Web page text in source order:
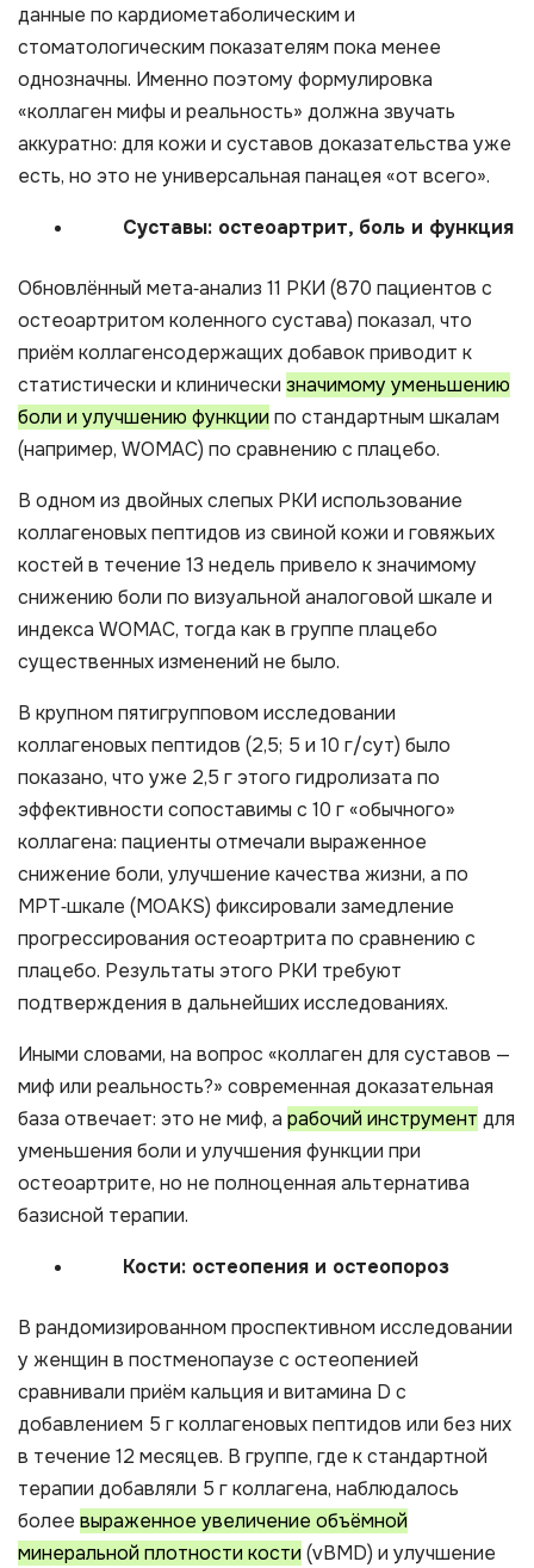
данные по кардиометаболическим и
стоматологическим показателям пока менее
однозначны. Именно поэтому формулировка
«коллаген мифы и реальность» должна звучать
аккуратно: для кожи и суставов доказательства уже
есть, но это не универсальная панацея «от всего».
Суставы: остеоартрит, боль и функция
Обновлённый мета‑анализ 11 РКИ (870 пациентов с
остеоартритом коленного сустава) показал, что
приём коллагенсодержащих добавок приводит к
статистически и клинически значимому уменьшению
боли и улучшению функции по стандартным шкалам
(например, WOMAC) по сравнению с плацебо.
В одном из двойных слепых РКИ использование
коллагеновых пептидов из свиной кожи и говяжьих
костей в течение 13 недель привело к значимому
снижению боли по визуальной аналоговой шкале и
индекса WOMAC, тогда как в группе плацебо
существенных изменений не было.
В крупном пятигрупповом исследовании
коллагеновых пептидов (2,5; 5 и 10 г/сут) было
показано, что уже 2,5 г этого гидролизата по
эффективности сопоставимы с 10 г «обычного»
коллагена: пациенты отмечали выраженное
снижение боли, улучшение качества жизни, а по
МРТ‑шкале (MOAKS) фиксировали замедление
прогрессирования остеоартрита по сравнению с
плацебо. Результаты этого РКИ требуют
подтверждения в дальнейших исследованиях.
Иными словами, на вопрос «коллаген для суставов —
миф или реальность?» современная доказательная
база отвечает: это не миф, а рабочий инструмент для
уменьшения боли и улучшения функции при
остеоартрите, но не полноценная альтернатива
базисной терапии.
Кости: остеопения и остеопороз
В рандомизированном проспективном исследовании
у женщин в постменопаузе с остеопенией
сравнивали приём кальция и витамина D с
добавлением 5 г коллагеновых пептидов или без них
в течение 12 месяцев. В группе, где к стандартной
терапии добавляли 5 г коллагена, наблюдалось
более выраженное увеличение объёмной
минеральной плотности кости (vBMD) и улучшение